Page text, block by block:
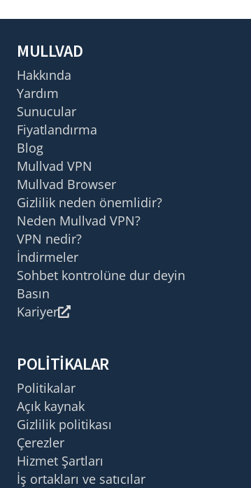
MULLVAD
Hakkında
Yardım
Sunucular
Fiyatlandırma
Blog
Mullvad VPN
Mullvad Browser
Gizlilik neden önemlidir?
Neden Mullvad VPN?
VPN nedir?
İndirmeler
Sohbet kontrolüne dur deyin
Basın
Kariyer
POLITIKALAR
Politikalar
Açık kaynak
Gizlilik politikası
Çerezler
Hizmet Şartları
İş ortakları ve satıcılar